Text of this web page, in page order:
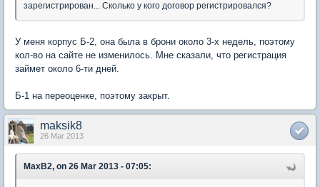
зарегистрирован... Сколько у кого договор регистрировался?
У меня корпус Б-2, она была в брони около 3-х недель, поэтому
кол-во на сайте не изменилось. Мне сказали, что регистрация
займет около 6-ти дней.
Б-1 на переоценке, поэтому закрыт.
maksik8
26 Mar 2013
MaxB2, on 26 Mar 2013 - 07:05: